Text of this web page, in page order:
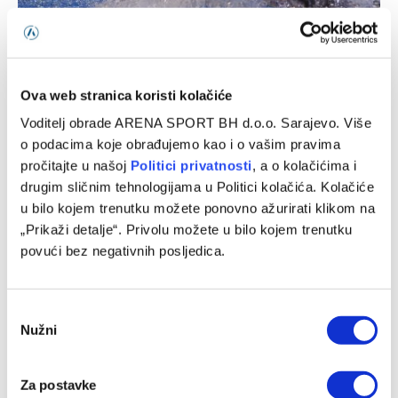
Ova web stranica koristi kolačiće
Voditelj obrade ARENA SPORT BH d.o.o. Sarajevo. Više
o podacima koje obrađujemo kao i o vašim pravima
pročitajte u našoj Politici privatnosti, a o kolačićima i
drugim sličnim tehnologijama u Politici kolačića. Kolačiće
u bilo kojem trenutku možete ponovno ažurirati klikom na
„Prikaži detalje“. Privolu možete u bilo kojem trenutku
povući bez negativnih posljedica.
Selection
Nužni
Za postavke
Lana Pudar se nije plasirala u polufinale
Olimpijskih igara na 100 metara delfin
27/07/2024
Najbolja bosanskohercegovačka sportistkinja Lana Pudar
danas je upisala svoj prvi nastup na ovogodišnjim
Olimpijskim igrama u Parizu. Osamnaestogodišnju
Mostarka danas…